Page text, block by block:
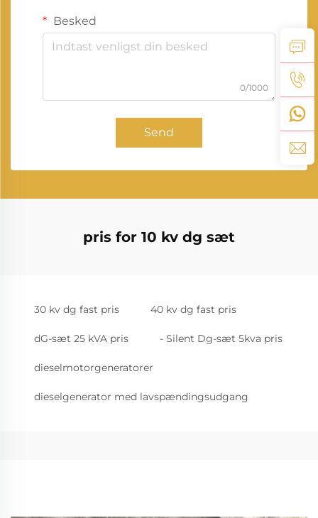
Besked
0/1000
Send
pris for 10 kv dg sæt
30 kv dg fast pris 40 kv dg fast pris
dG-sæt 25 kVA pris - Silent Dg-sæt 5kva pris
dieselmotorgeneratorer
dieselgenerator med lavspændingsudgang